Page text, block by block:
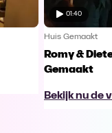
01:40
Huis Gemaakt
Romy &
Gemaakt
Bekijk nu de